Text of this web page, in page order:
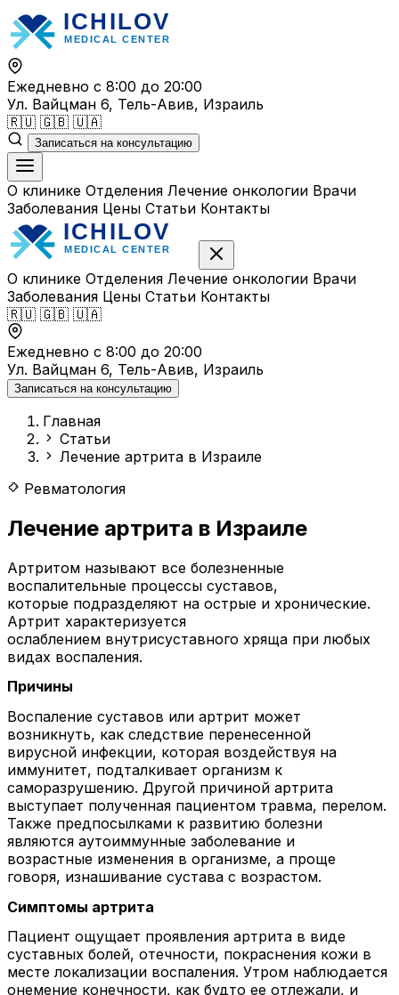
Перейти
к
содержимому
Ежедневно с 8:00 до 20:00
Ул. Вайцман 6, Тель-Авив, Израиль
🇷🇺 🇬🇧 🇺🇦
Записаться на консультацию
О клинике Отделения Лечение онкологии Врачи
Заболевания Цены Статьи Контакты
О клинике Отделения Лечение онкологии Врачи
Заболевания Цены Статьи Контакты
🇷🇺 🇬🇧 🇺🇦
Ежедневно с 8:00 до 20:00
Ул. Вайцман 6, Тель-Авив, Израиль
Записаться на консультацию
Главная
Статьи
Лечение артрита в Израиле
Ревматология
Лечение артрита в Израиле
Артритом называют все болезненные
воспалительные процессы суставов,
которые подразделяют на острые и хронические.
Артрит характеризуется
ослаблением внутрисуставного хряща при любых
видах воспаления.
Причины
Воспаление суставов или артрит может
возникнуть, как следствие перенесенной
вирусной инфекции, которая воздействуя на
иммунитет, подталкивает организм к
саморазрушению. Другой причиной артрита
выступает полученная пациентом травма, перелом.
Также предпосылками к развитию болезни
являются аутоиммунные заболевание и
возрастные изменения в организме, а проще
говоря, изнашивание сустава с возрастом.
Симптомы артрита
Пациент ощущает проявления артрита в виде
суставных болей, отечности, покраснения кожи в
месте локализации воспаления. Утром наблюдается
онемение конечности, как будто ее отлежали, и